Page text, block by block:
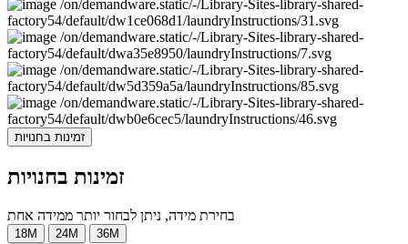
זמינות בחנויות
זמינות בחנויות
בחירת מידה, ניתן לבחור יותר ממידה אחת
18M 24M
36M